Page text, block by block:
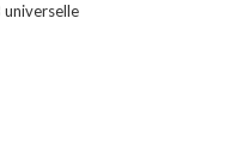
universelle